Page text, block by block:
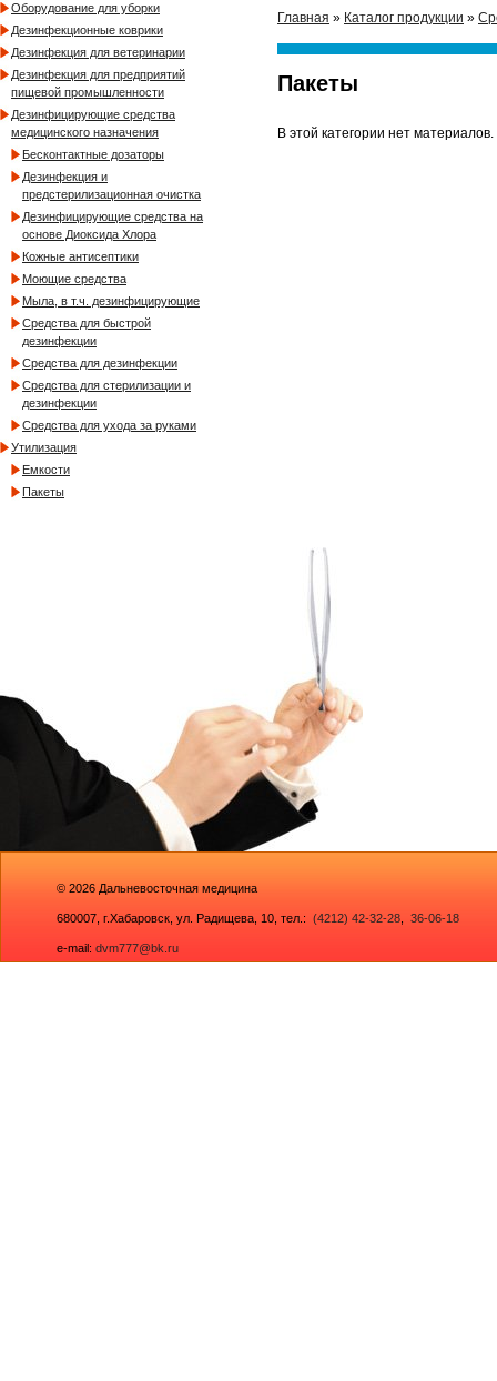
Оборудование для уборки
Дезинфекционные коврики
Дезинфекция для ветеринарии
Дезинфекция для предприятий
пищевой промышленности
Дезинфицирующие средства
медицинского назначения
Бесконтактные дозаторы
Дезинфекция и
предстерилизационная очистка
Дезинфицирующие средства на
основе Диоксида Хлора
Кожные антисептики
Моющие средства
Мыла, в т.ч. дезинфицирующие
Средства для быстрой
дезинфекции
Средства для дезинфекции
Средства для стерилизации и
дезинфекции
Средства для ухода за руками
Утилизация
Емкости
Пакеты
Главная » Каталог продукции »
Пакеты
В этой категории нет материалов.
© 2026 Дальневосточная медицина
680007, г.Хабаровск, ул. Радищева, 10 , тел.: (4212) 42-32-28 36-06-18
e-mail: dvm777@bk.ru